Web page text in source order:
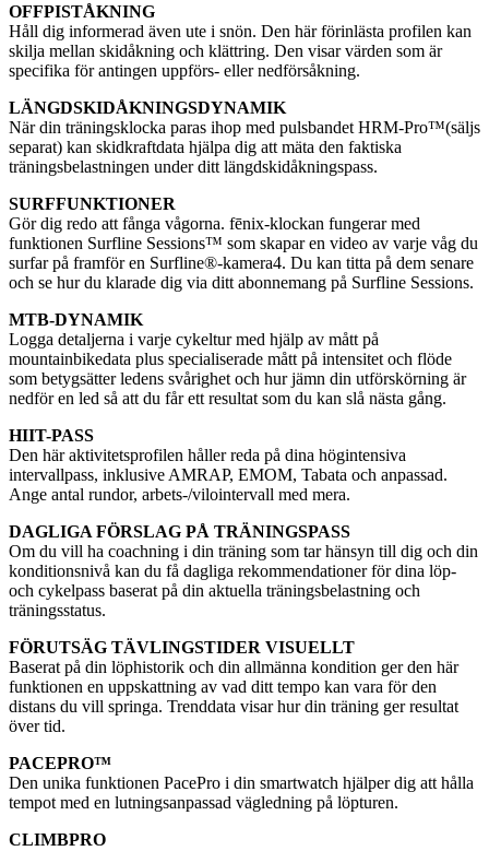
OFFPISTÅKNING
Håll dig informerad även ute i snön. Den här förinlästa profilen kan
skilja mellan skidåkning och klättring. Den visar värden som är
specifika för antingen uppförs- eller nedförsåkning.
LÄNGDSKIDÅKNINGSDYNAMIK
När din träningsklocka paras ihop med pulsbandet HRM-Pro™(säljs
separat) kan skidkraftdata hjälpa dig att mäta den faktiska
träningsbelastningen under ditt längdskidåkningspass.
SURFFUNKTIONER
Gör dig redo att fånga vågorna. fēnix-klockan fungerar med
funktionen Surfline Sessions™ som skapar en video av varje våg du
surfar på framför en Surfline®-kamera4. Du kan titta på dem senare
och se hur du klarade dig via ditt abonnemang på Surfline Sessions.
MTB-DYNAMIK
Logga detaljerna i varje cykeltur med hjälp av mått på
mountainbikedata plus specialiserade mått på intensitet och flöde
som betygsätter ledens svårighet och hur jämn din utförskörning är
nedför en led så att du får ett resultat som du kan slå nästa gång.
HIIT-PASS
Den här aktivitetsprofilen håller reda på dina högintensiva
intervallpass, inklusive AMRAP, EMOM, Tabata och anpassad.
Ange antal rundor, arbets-/vilointervall med mera.
DAGLIGA FÖRSLAG PÅ TRÄNINGSPASS
Om du vill ha coachning i din träning som tar hänsyn till dig och din
konditionsnivå kan du få dagliga rekommendationer för dina löp-
och cykelpass baserat på din aktuella träningsbelastning och
träningsstatus.
FÖRUTSÄG TÄVLINGSTIDER VISUELLT
Baserat på din löphistorik och din allmänna kondition ger den här
funktionen en uppskattning av vad ditt tempo kan vara för den
distans du vill springa. Trenddata visar hur din träning ger resultat
över tid.
PACEPRO™
Den unika funktionen PacePro i din smartwatch hjälper dig att hålla
tempot med en lutningsanpassad vägledning på löpturen.
CLIMBPRO